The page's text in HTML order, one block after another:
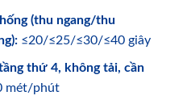
(thu ngang/thu
≤20/≤25/≤30/≤40 giây
thứ 4, không tải, cần
mét/phút